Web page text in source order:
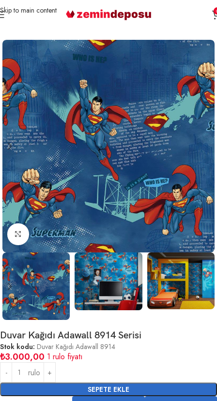
Skip to main content
Büyütmek için tıklayın
Duvar Kağıdı Adawall 8914 Serisi
Stok kodu: Duvar Kağıdı Adawall 8914
₺3.000,00 1 rulo fiyatı
rulo
SEPETE EKLE